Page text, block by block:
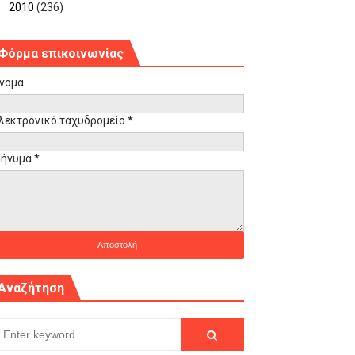
2010 (236)
επικοινωνίας
ταχυδρομείο *
*